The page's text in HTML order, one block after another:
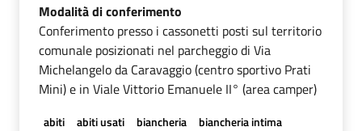
Modalità di conferimento
Conferimento presso i cassonetti posti sul territorio
comunale posizionati nel parcheggio di Via
Michelangelo da Caravaggio (centro sportivo Prati
Mini) e in Viale Vittorio Emanuele II° (area camper)
abiti abiti usati biancheria
biancheria intima